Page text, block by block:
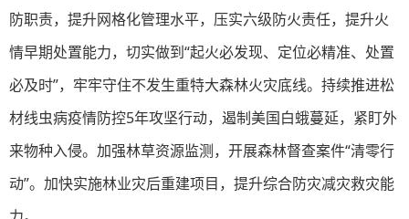
防职责，提升网格化管理水平，压实六级防火责任，提升火
情早期处置能力，切实做到“起火必发现、定位必精准、处置
必及时”，牢牢守住不发生重特大森林火灾底线。持续推进松
材线虫病疫情防控5年攻坚行动，遏制美国白蛾蔓延，紧盯外
来物种入侵。加强林草资源监测，开展森林督查案件“清零行
动”。加快实施林业灾后重建项目，提升综合防灾减灾救灾能